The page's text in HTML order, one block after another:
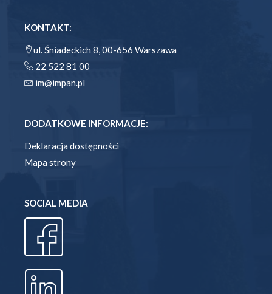
KONTAKT:
ul. Śniadeckich 8, 00-656 Warszawa
22 522 81 00
im@impan.pl
DODATKOWE INFORMACJE:
Deklaracja dostępności
Mapa strony
SOCIAL MEDIA